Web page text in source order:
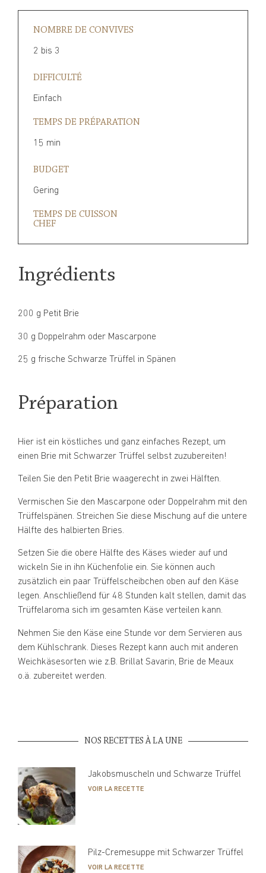
NOMBRE DE CONVIVES
2 bis 3
DIFFICULTÉ
Einfach
TEMPS DE PRÉPARATION
15 min
BUDGET
Gering
TEMPS DE CUISSON
CHEF
Ingrédients
200 g Petit Brie
30 g Doppelrahm oder Mascarpone
25 g frische Schwarze Trüffel in Spänen
Préparation
Hier ist ein köstliches und ganz einfaches Rezept, um
einen Brie mit Schwarzer Trüffel selbst zuzubereiten!
Teilen Sie den Petit Brie waagerecht in zwei Hälften.
Vermischen Sie den Mascarpone oder Doppelrahm mit den
Trüffelspänen. Streichen Sie diese Mischung auf die untere
Hälfte des halbierten Bries.
Setzen Sie die obere Hälfte des Käses wieder auf und
wickeln Sie in ihn Küchenfolie ein. Sie können auch
zusätzlich ein paar Trüffelscheibchen oben auf den Käse
legen. Anschließend für 48 Stunden kalt stellen, damit das
Trüffelaroma sich im gesamten Käse verteilen kann.
Nehmen Sie den Käse eine Stunde vor dem Servieren aus
dem Kühlschrank. Dieses Rezept kann auch mit anderen
Weichkäsesorten wie z.B. Brillat Savarin, Brie de Meaux
o.ä. zubereitet werden.
NOS RECETTES À LA UNE
Jakobsmuscheln und Schwarze Trüffel
VOIR LA RECETTE
Pilz-Cremesuppe mit Schwarzer Trüffel
VOIR LA RECETTE